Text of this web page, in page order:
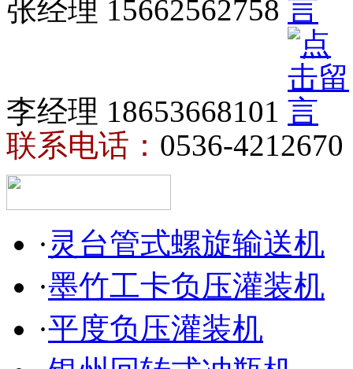
张经理 15662562758
李经理 18653668101
联系电话： 0536-4212670
· 灵台管式螺旋输送机
·墨竹工卡负压灌装机
·平度负压灌装机